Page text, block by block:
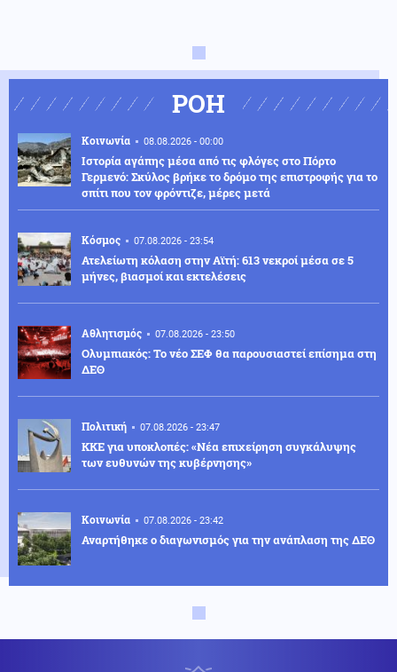
ΡΟΗ
Κοινωνία 08.08.2026 - 00:00
Ιστορία αγάπης μέσα από τις φλόγες στο Πόρτο
Γερμενό: Σκύλος βρήκε το δρόμο της επιστροφής για το
σπίτι που τον φρόντιζε, μέρες μετά
Κόσμος 07.08.2026 - 23:54
Ατελείωτη κόλαση στην Αϊτή: 613 νεκροί μέσα σε 5
μήνες, βιασμοί και εκτελέσεις
Αθλητισμός 07.08.2026 - 23:50
Ολυμπιακός: Το νέο ΣΕΦ θα παρουσιαστεί επίσημα στη
ΔΕΘ
Πολιτική 07.08.2026 - 23:47
ΚΚΕ για υποκλοπές: «Νέα επιχείρηση συγκάλυψης
των ευθυνών της κυβέρνησης»
Κοινωνία 07.08.2026 - 23:42
Αναρτήθηκε ο διαγωνισμός για την ανάπλαση της ΔΕΘ